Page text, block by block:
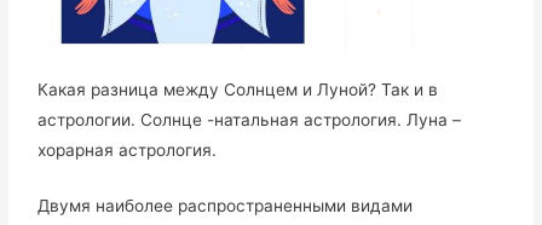
Какая разница между Солнцем и Луной? Так и в
астрологии. Солнце -натальная астрология. Луна –
хорарная астрология.
Двумя наиболее распространенными видами